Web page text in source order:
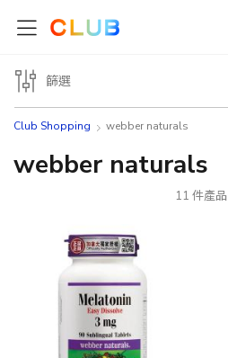
Club Shopping webber naturals
webber naturals
11 件產品
篩選